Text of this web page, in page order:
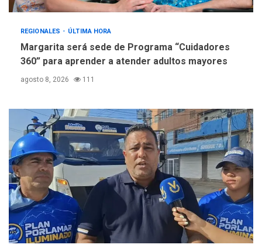
REGIONALES ÚLTIMA HORA
Margarita será sede de Programa “Cuidadores
360” para aprender a atender adultos mayores
agosto 8, 2026 111